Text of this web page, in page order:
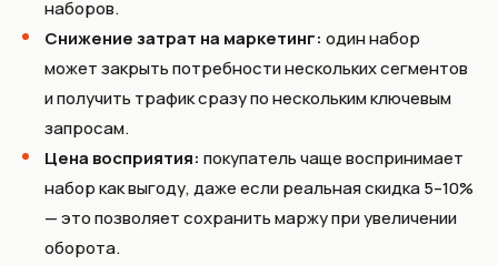
наборов.
Снижение затрат на маркетинг: один набор
может закрыть потребности нескольких сегментов
и получить трафик сразу по нескольким ключевым
запросам.
Цена восприятия: покупатель чаще воспринимает
набор как выгоду, даже если реальная скидка 5–10%
— это позволяет сохранить маржу при увеличении
оборота.